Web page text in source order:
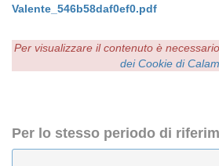
Valente_546b58daf0ef0.pdf
Per visualizzare il contenuto è necessario
dei Cookie di
Per lo stesso periodo di